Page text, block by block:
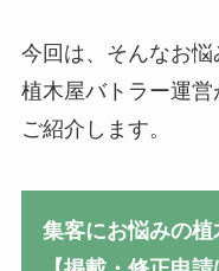
今回は、そんなお悩
植木屋バトラー運
ご紹介します。
集客にお悩みの